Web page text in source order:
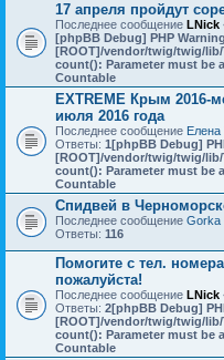
17 апреля пройдут
Последнее сообщение LNick
[phpBB Debug] PHP Warning
[ROOT]/vendor/twig/twig/
count(): Parameter must be
Countable
EXTREME Крым 2016-
июля 2016 года
Последнее сообщение Елена
Ответы: 1[phpBB Debug]
[ROOT]/vendor/twig/twig/
count(): Parameter must be
Countable
Спидвей в
Последнее сообщение Gorka
Ответы: 116
Помогите с тел.
пожалуйста!
Последнее сообщение LNick
Ответы: 2[phpBB Debug]
[ROOT]/vendor/twig/twig/
count(): Parameter must be
Countable